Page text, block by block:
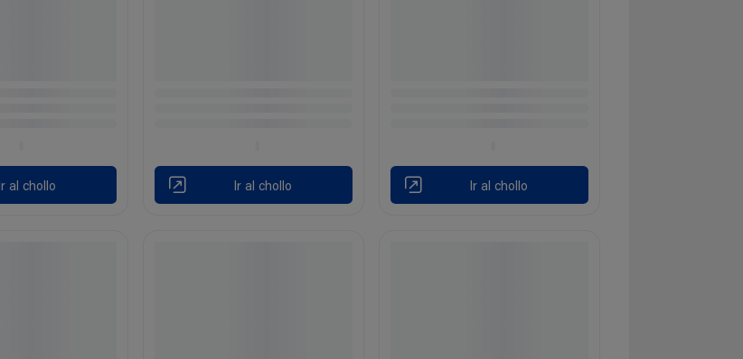
Ir al chollo Ir al chollo Ir al chollo